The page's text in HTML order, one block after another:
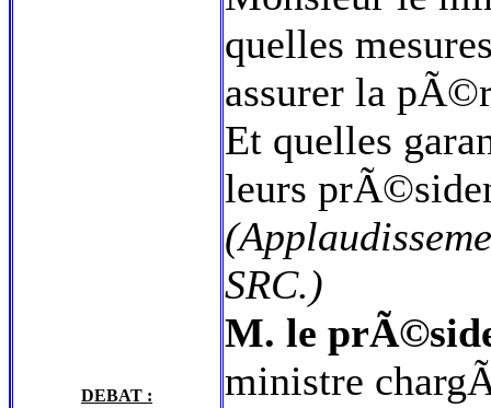
DEBAT :
quelles
assurer la
Et quelles
leurs
SRC.)
M. le
ministre